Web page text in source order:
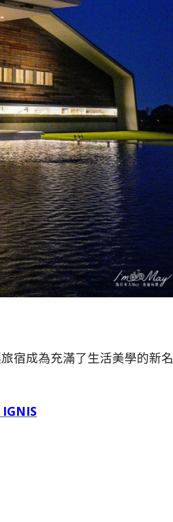
宿成為充滿了生活美學的新名